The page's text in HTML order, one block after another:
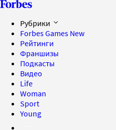
Рубрики
Forbes Games New
Рейтинги
Франшизы
Подкасты
Видео
Life
Woman
Sport
Young